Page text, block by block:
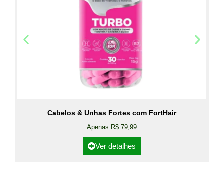
Cabelos & Unhas Fortes com FortHair
Apenas R$ 79,99
Ver detalhes